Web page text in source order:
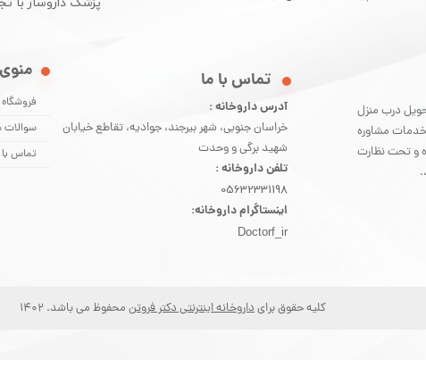
کلیه حقوق برایداروخانه اینترنتی دکتر فروتن محفوظ می باشد. 1402
درب منزل
خدمات مشاوره
20 راه اندازی شده و تحت نظارت
فروشگاه
سوالات
تماس با
آدرس داروخانه :
خراسان جنوبی، شهر بیرجند، جوادیه، تقاطع خیابان
شهید برگی و وحدت
تلفن داروخانه :
05632331198
اینستاگرام داروخانه:
Doctorf_ir
​تماس با ما